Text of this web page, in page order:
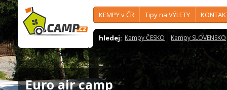
KEMPY v ČR Tipy na VÝLETY
hledej: Kempy ČESKO Kempy SLOVENSKO
Euro air camp